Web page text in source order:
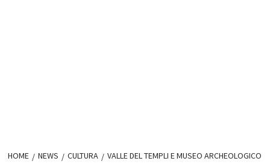
HOME NEWS CULTURA
VALLE DEL TEMPLI E MUSEO ARCHEOLOGICO